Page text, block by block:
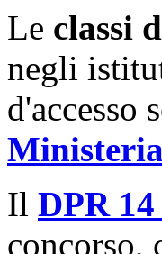
Le classi
negli
d'accesso
Il DPR
concorso,